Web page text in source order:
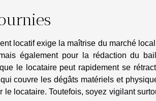
locatif exige la maîtrise du marché
également pour la rédaction du
le locataire peut rapidement se
couvre les dégâts matériels et
locataire. Toutefois, soyez vigilant